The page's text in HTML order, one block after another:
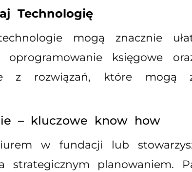
Technologię
mogą znacznie
oprogramowanie księgowe
z rozwiązań, które mogą
– kluczowe know how
w fundacji lub
strategicznym planowaniem.